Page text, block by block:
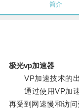
简介
极光vp加速器
VP加速技术的出
通过使用VP加速
再受到网速慢和访问